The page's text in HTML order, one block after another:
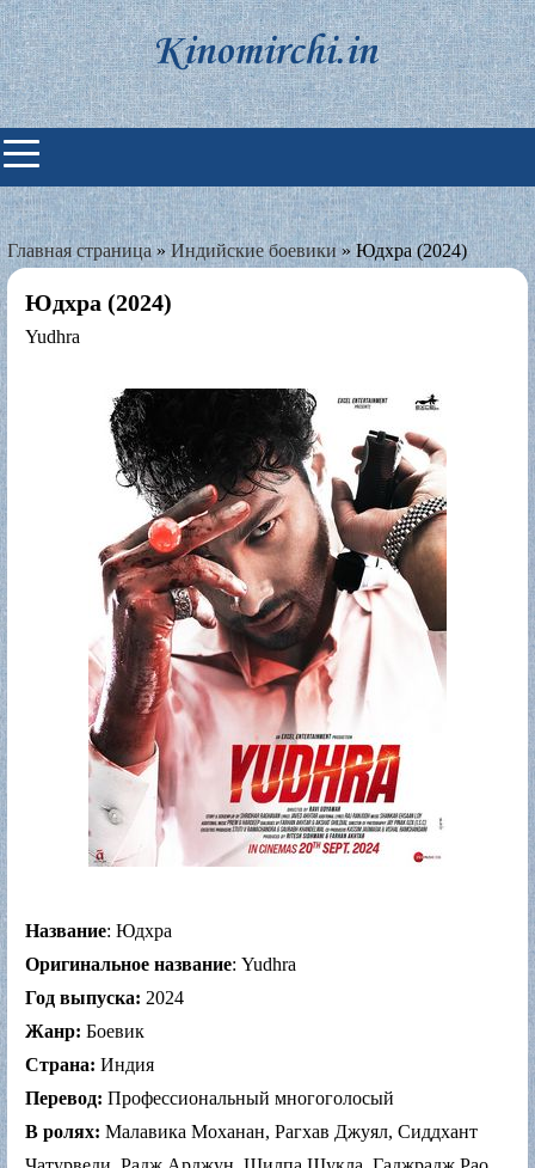
Skip
to
content
Индийские фильмы смотреть
онлайн
Главная страница»Индийские боевики»Юдхра (2024)
Юдхра (2024)
Yudhra
Название: Юдхра
Оригинальное название: Yudhra
Год выпуска: 2024
Жанр: Боевик
Страна: Индия
Перевод: Профессиональный многоголосый
В ролях: Малавика Моханан, Рагхав Джуял, Сиддхант